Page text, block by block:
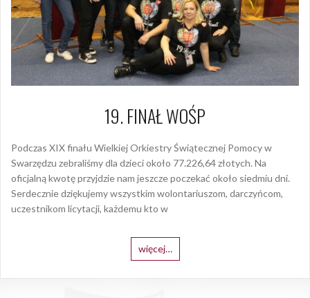
19. FINAŁ WOŚP
Podczas XIX finału Wielkiej Orkiestry Świątecznej Pomocy w
Swarzędzu zebraliśmy dla dzieci około 77.226,64 złotych. Na
oficjalną kwotę przyjdzie nam jeszcze poczekać około siedmiu dni.
Serdecznie dziękujemy wszystkim wolontariuszom, darczyńcom,
uczestnikom licytacji, każdemu kto w
więcej…